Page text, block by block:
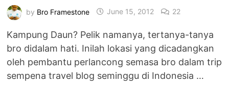
by Bro Framestone June 15, 2012 22
Kampung Daun? Pelik namanya, tertanya-tanya
bro didalam hati. Inilah lokasi yang dicadangkan
oleh pembantu perlancong semasa bro dalam trip
sempena travel blog seminggu di Indonesia …